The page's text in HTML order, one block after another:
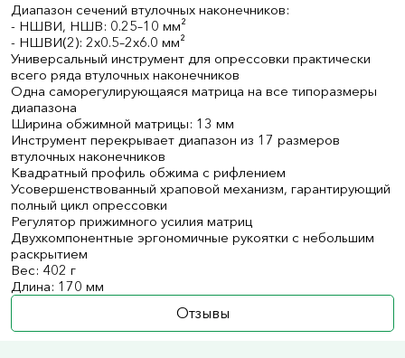
Диапазон сечений втулочных наконечников:
- НШВИ, НШВ: 0.25–10 мм²
- НШВИ(2): 2х0.5–2х6.0 мм²
Универсальный инструмент для опрессовки практически
всего ряда втулочных наконечников
Одна саморегулирующаяся матрица на все типоразмеры
диапазона
Ширина обжимной матрицы: 13 мм
Инструмент перекрывает диапазон из 17 размеров
втулочных наконечников
Квадратный профиль обжима с рифлением
Усовершенствованный храповой механизм, гарантирующий
полный цикл опрессовки
Регулятор прижимного усилия матриц
Двухкомпонентные эргономичные рукоятки с небольшим
раскрытием
Вес: 402 г
Длина: 170 мм
Отзывы